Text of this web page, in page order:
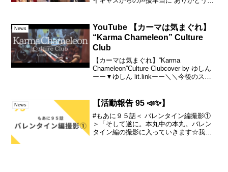
んと御来場くださった方全員...
News
YouTube 【カーマは気まぐれ】
“Karma Chameleon” Culture
Club
【カーマは気まぐれ】“Karma
Chameleon”Culture Clubcover by ゆしん
ーー▼ゆしん lit.linkーー＼＼今後のスケ
配...
News 【活動報告 95 📣✨】
#もあに９５話＜ バレンタイン編撮影①
＞「そして遂に。本丸中の本丸。バレン
タイン編の撮影に入っていきます☆我々